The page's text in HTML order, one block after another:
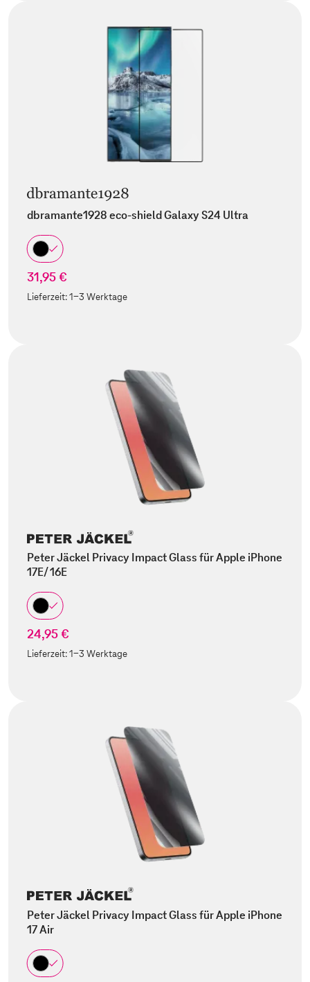
dbramante1928 eco-shield Galaxy S24 Ultra
31,95 €
Lieferzeit:1-3 Werktage
Peter Jäckel Privacy Impact Glass für Apple iPhone
17E/ 16E
24,95 €
Lieferzeit:1-3 Werktage
Peter Jäckel Privacy Impact Glass für Apple iPhone
17 Air